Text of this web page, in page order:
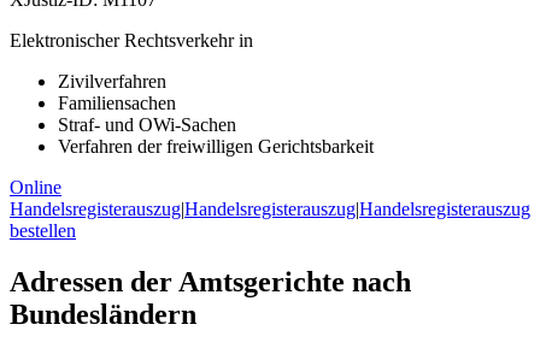
Elektronischer Rechtsverkehr in
Zivilverfahren
Familiensachen
Straf- und OWi-Sachen
Verfahren der freiwilligen Gerichtsbarkeit
Online
Handelsregisterauszug|Handelsregisterauszug|Handelsregisterauszug
bestellen
Adressen der Amtsgerichte nach
Bundesländern